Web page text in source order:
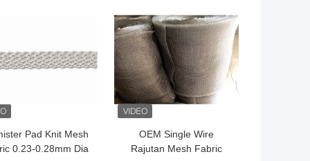
Pad Knit Mesh
0.23-0.28mm Dia
OEM Single Wire
Rajutan Mesh Fabric